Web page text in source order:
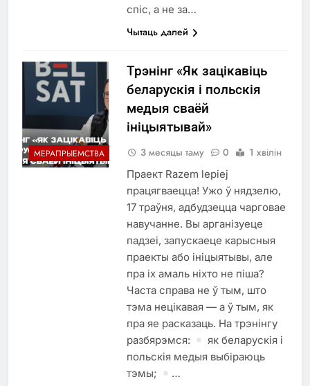
спіс, а не за…
Чытаць далей
МЕРАПРЫЕМСТВА
Трэнінг «Як зацікавіць
беларускія і польскія
медыя сваёй
ініцыятывай»
3 месяцы таму 0 1 хвілін
Праект Razem lepiej
працягваецца! Ужо ў нядзелю,
17 траўня, адбудзецца чарговае
навучанне. Вы арганізуеце
падзеі, запускаеце карысныя
праекты або ініцыятывы, але
пра іх амаль ніхто не піша?
Часта справа не ў тым, што
тэма нецікавая — а ў тым, як
пра яе расказаць. На трэнінгу
разбярэмся:
як беларускія і
польскія медыя выбіраюць
тэмы;
…